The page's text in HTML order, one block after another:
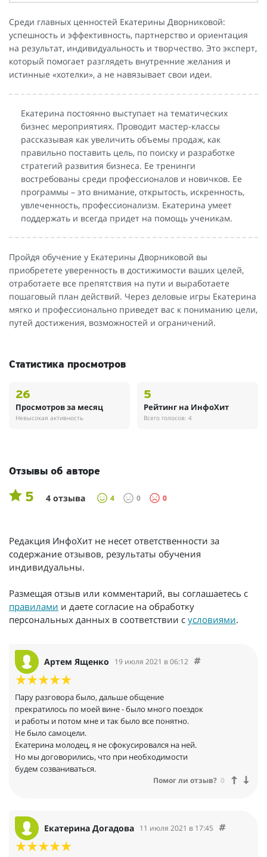
Среди главных ценностей Екатерины Дворниковой:
успешность и эффективность, партнерство и ориентация
на результат, индивидуальность и творчество. Это эксперт,
который помогает разглядеть внутренние желания и
истинные «хотелки», а не навязывает свои идеи.
Екатерина постоянно выступает на тематических
бизнес мероприятиях. Проводит мастер-классы
рассказывая как увеличить объемы продаж, как
правильно поставить цель, по поиску и разработке
стратегий развития бизнеса. Ее тренинги
востребованы среди профессионалов и новичков. Ее
программы – это внимание, открытость, искренность,
увлеченность, профессионализм. Екатерина умеет
поддержать и всегда придет на помощь ученикам.
Пройдя обучение у Екатерины Дворниковой вы
приобретете уверенность в достижимости ваших целей,
отработаете все препятствия на пути и выработаете
пошаговый план действий. Через деловые игры Екатерина
мягко и профессионально приведет вас к пониманию цели,
путей достижения, возможностей и ограничений.
Статистика просмотров
26
Просмотров за месяц
Невысокая активность
5
Рейтинг на ИнфоХит
Всего голосов: 4
Отзывы об авторе
5 4 отзыва 4 0 0
Редакция ИнфоХит не несет ответственности за
содержание отзывов, результаты обучения
индивидуальны.
Размещая отзыв или комментарий, вы соглашаетесь с
правилами и даете согласие на обработку
персональных данных в соответствии с условиями.
Артем Ященко 19 июля 2021 в 06:12
Пару разговора было, дальше общение
прекратилось по моей вине - было много поездок
и работы и потом мне и так было все понятно.
Не было самоцели.
Екатерина молодец, я не сфокусировался на ней.
Но мы договорились, что при необходимости
будем созваниваться.
Помог ли отзыв? 0
Екатерина Догадова 11 июля 2021 в 17:45